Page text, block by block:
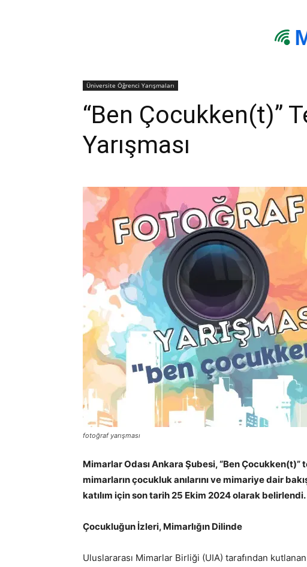
Üniversite Öğrenci Yarışmaları
“Ben Çocukken(t)”
Yarışması
fotoğraf yarışması
Mimarlar Odası Ankara Şubesi, “Ben
mimarların çocukluk anılarını ve mimariye dair
katılım için son tarih 25 Ekim 2024 olarak belirlendi.
Çocukluğun İzleri, Mimarlığın Dilinde
Uluslararası Mimarlar Birliği (UIA) tarafından